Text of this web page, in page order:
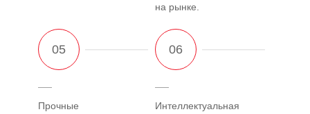
на рынке.
Прочные
Интеллектуальная